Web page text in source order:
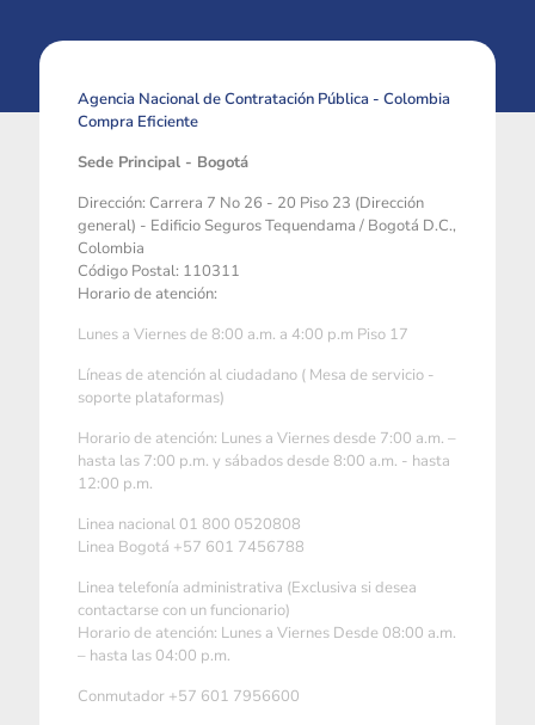
Agencia Nacional de Contratación Pública - Colombia
Compra Eficiente
Sede Principal - Bogotá
Dirección: Carrera 7 No 26 - 20 Piso 23 (Dirección
general) - Edificio Seguros Tequendama / Bogotá D.C.,
Colombia
Código Postal: 110311
Horario de atención:
Lunes a Viernes de 8:00 a.m. a 4:00 p.m Piso 17
Líneas de atención al ciudadano ( Mesa de servicio -
soporte plataformas)
Horario de atención: Lunes a Viernes desde 7:00 a.m. –
hasta las 7:00 p.m. y sábados desde 8:00 a.m. - hasta
12:00 p.m.
Linea nacional 01 800 0520808
Linea Bogotá +57 601 7456788
Linea telefonía administrativa (Exclusiva si desea
contactarse con un funcionario)
Horario de atención: Lunes a Viernes Desde 08:00 a.m.
– hasta las 04:00 p.m.
Conmutador +57 601 7956600